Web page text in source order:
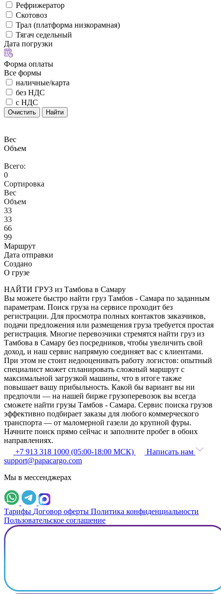
Рефрижератор
Скотовоз
Трал (платформа низкорамная)
Тягач седельный
Дата погрузки
Форма оплаты
Все формы
наличные/карта
без НДС
с НДС
Очистить Найти
Вес
Объем
Всего:
0
Сортировка
Вес
Объем
33
33
66
99
Маршрут
Дата отправки
Создано
О грузе
НАЙТИ ГРУЗ из Тамбова в Самару
Вы можете быстро найти груз Тамбов - Самара по заданным
параметрам. Поиск груза на сервисе проходит без
регистрации. Для просмотра полных контактов заказчиков,
подачи предложения или размещения груза требуется простая
регистрация. Многие перевозчики стремятся найти груз из
Тамбова в Самару без посредников, чтобы увеличить свой
доход, и наш сервис напрямую соединяет вас с клиентами.
При этом не стоит недооценивать работу логистов: опытный
специалист может спланировать сложный маршрут с
максимальной загрузкой машины, что в итоге также
повышает вашу прибыльность. Какой бы вариант вы ни
предпочли — на нашей бирже грузоперевозок вы всегда
сможете найти грузы Тамбов - Самара. Сервис поиска грузов
эффективно подбирает заказы для любого коммерческого
транспорта — от маломерной газели до крупной фуры.
Начните поиск прямо сейчас и заполните пробег в обоих
направлениях.
+7 913 318 1000 (05:00-18:00 МСК)
Написать нам
support@papacargo.com
Мы в мессенджерах
Тарифы Договор оферты Политика конфиденциальности
Пользовательское соглашение